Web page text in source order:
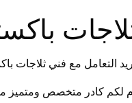
التعامل مع فني ثلاجات
لكم كادر متخصص ومتميز من